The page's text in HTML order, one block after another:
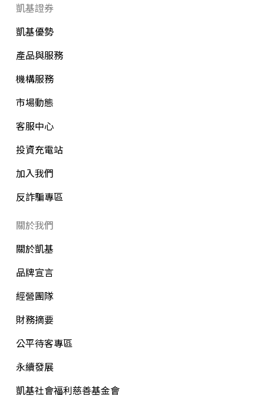
凱基證券
凱基優勢
產品與服務
機構服務
市場動態
客服中心
投資充電站
加入我們
反詐騙專區
關於我們
關於凱基
品牌宣言
經營團隊
財務摘要
公平待客專區
永續發展
凱基社會福利慈善基金會